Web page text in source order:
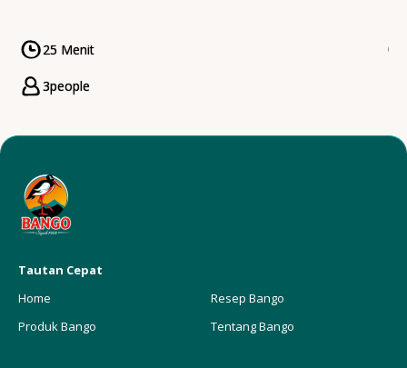
CookingTime
25 Menit
Servings
3people
Tautan Cepat
Home
Produk Bango
Resep Bango
Tentang Bango